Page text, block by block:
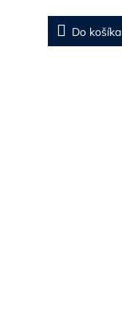
Do košíka